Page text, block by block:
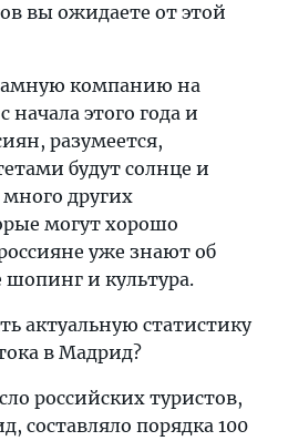
вы ожидаете от этой
компанию на
этого года и
разумеется,
будут солнце и
других
могут хорошо
уже знают об
и культура.
актуальную статистику
в Мадрид?
российских туристов,
составляло порядка 100